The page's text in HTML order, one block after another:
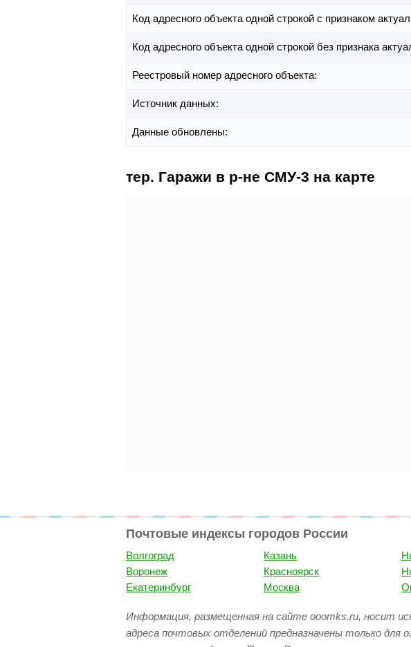
Код адресного объекта одной строкой с признаком
Код адресного объекта одной строкой без признака
Реестровый номер адресного объекта:
Источник данных:
Данные обновлены:
тер. Гаражи в р-не СМУ-3 на карте
Почтовые индексы городов России
Волгоград
Воронеж
Екатеринбург
Казань
Красноярск
Москва
Информация, размещенная на сайте ooomks.ru, носит
адреса почтовых отделений предназначены только